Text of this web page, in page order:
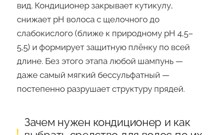
вид. Кондиционер закрывает кутикулу,
снижает pH волоса с щелочного до
слабокислого (ближе к природному pH 4,5–
5,5) и формирует защитную плёнку по всей
длине. Без этого этапа любой шампунь —
даже самый мягкий бессульфатный —
постепенно разрушает структуру прядей.
Зачем нужен кондиционер и как